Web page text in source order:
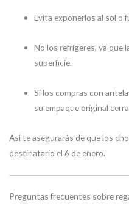
Evita exponerlos al sol o
No los refrigeres, ya que
superficie.
Si los compras con
su empaque original
Así te asegurarás de que los
destinatario el 6 de enero.
Preguntas frecuentes sobre